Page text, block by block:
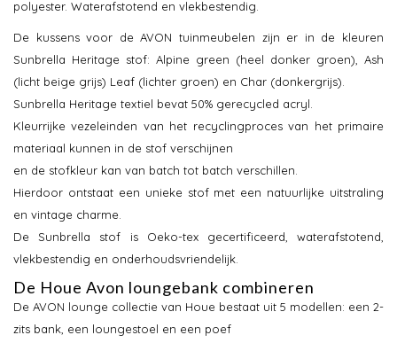
polyester. Waterafstotend en vlekbestendig.
De kussens voor de AVON tuinmeubelen zijn er in de kleuren
Sunbrella Heritage stof: Alpine green (heel donker groen), Ash
(licht beige grijs) Leaf (lichter groen) en Char (donkergrijs).
Sunbrella Heritage textiel bevat 50% gerecycled acryl.
Kleurrijke vezeleinden van het recyclingproces van het primaire
materiaal kunnen in de stof verschijnen
en de stofkleur kan van batch tot batch verschillen.
Hierdoor ontstaat een unieke stof met een natuurlijke uitstraling
en vintage charme.
De Sunbrella stof is Oeko-tex gecertificeerd, waterafstotend,
vlekbestendig en onderhoudsvriendelijk.
De Houe Avon loungebank combineren
De AVON lounge collectie van Houe bestaat uit 5 modellen: een 2-
zits bank, een loungestoel en een poef